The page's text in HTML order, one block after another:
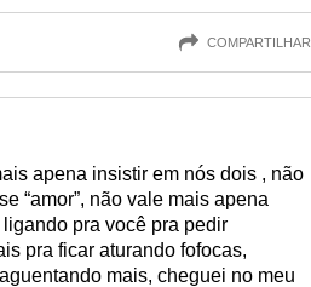
COMPARTILHAR
apena insistir em nós dois , não
“amor”, não vale mais apena
pra você pra pedir
pra ficar aturando fofocas,
mais, cheguei no meu